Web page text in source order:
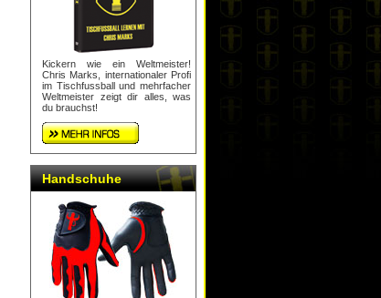
Kickern wie ein Weltmeister!
Chris Marks, internationaler Profi
im Tischfussball und mehrfacher
Weltmeister zeigt dir alles, was
du brauchst!
Handschuhe